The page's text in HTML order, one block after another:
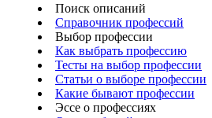
Поиск описаний
Справочник профессий
Выбор профессии
Как выбрать профессию
Тесты на выбор профессии
Статьи о выборе профессии
Какие бывают профессии
Эссе о профессиях